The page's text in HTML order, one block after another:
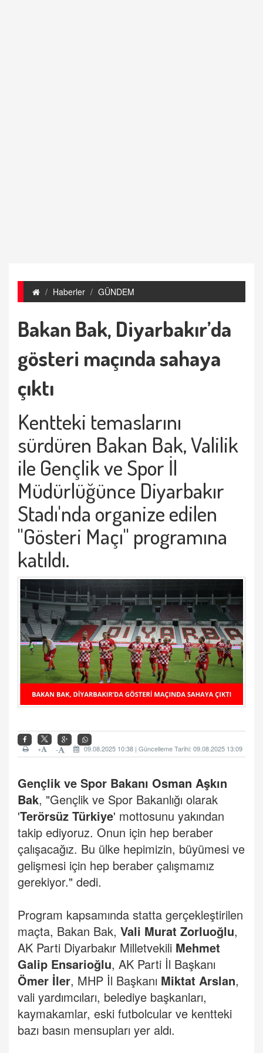
Haberler GÜNDEM
Bakan Bak, Diyarbakır’da
gösteri maçında sahaya
çıktı
Kentteki temaslarını
sürdüren Bakan Bak, Valilik
ile Gençlik ve Spor İl
Müdürlüğünce Diyarbakır
Stadı'nda organize edilen
"Gösteri Maçı" programına
katıldı.
09.08.2025 10:38 | Güncelleme Tarihi: 09.08.2025 13:09
-
+
Gençlik ve Spor Bakanı Osman Aşkın
Bak, "Gençlik ve Spor Bakanlığı olarak
'Terörsüz Türkiye' mottosunu yakından
takip ediyoruz. Onun için hep beraber
çalışacağız. Bu ülke hepimizin, büyümesi ve
gelişmesi için hep beraber çalışmamız
gerekiyor." dedi.
Program kapsamında statta gerçekleştirilen
maçta, Bakan Bak, Vali Murat Zorluoğlu,
AK Parti Diyarbakır Milletvekili Mehmet
Galip Ensarioğlu, AK Parti İl Başkanı
Ömer İler, MHP İl Başkanı Miktat Arslan,
vali yardımcıları, belediye başkanları,
kaymakamlar, eski futbolcular ve kentteki
bazı basın mensupları yer aldı.